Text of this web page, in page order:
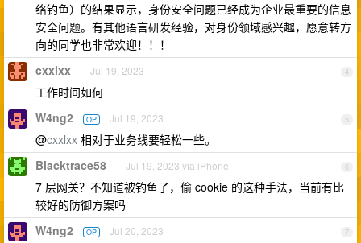
络钓鱼）的结果显示，身份安全问题已经成为企业最重要的信息
安全问题。有其他语言研发经验，对身份领域感兴趣，愿意转方
向的同学也非常欢迎！！！
4
cxxlxx Jul 19, 2023
工作时间如何
5
W4ng2 OP Jul 19, 2023
@cxxlxx 相对于业务线要轻松一些。
6
Blacktrace58 Jul 19, 2023 via iPhone
7 层网关？不知道被钓鱼了，偷 cookie 的这种手法，当前有比
较好的防御方案吗
7
W4ng2 OP Jul 20, 2023